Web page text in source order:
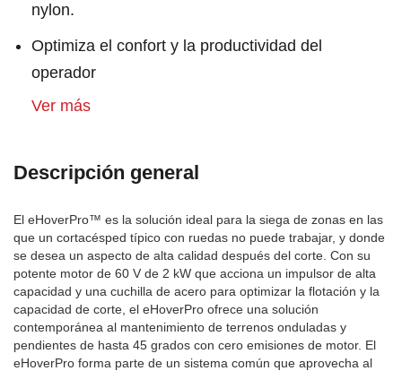
nylon.
Optimiza el confort y la productividad del
operador
Ver más
Descripción general
El eHoverPro™ es la solución ideal para la siega de zonas en las
que un cortacésped típico con ruedas no puede trabajar, y donde
se desea un aspecto de alta calidad después del corte. Con su
potente motor de 60 V de 2 kW que acciona un impulsor de alta
capacidad y una cuchilla de acero para optimizar la flotación y la
capacidad de corte, el eHoverPro ofrece una solución
contemporánea al mantenimiento de terrenos onduladas y
pendientes de hasta 45 grados con cero emisiones de motor. El
eHoverPro forma parte de un sistema común que aprovecha al